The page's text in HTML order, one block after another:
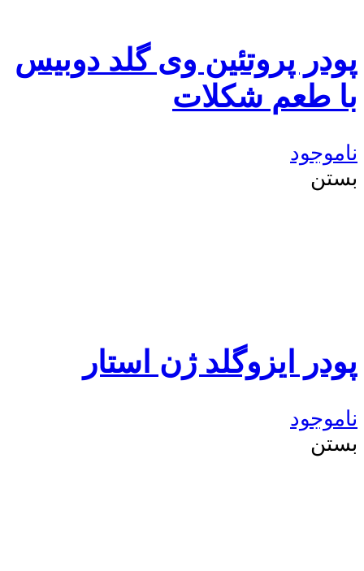
پودر پروتئین وی گلد دوبیس
با طعم شکلات
ناموجود
بستن
پودر ایزوگلد ژن استار
ناموجود
بستن